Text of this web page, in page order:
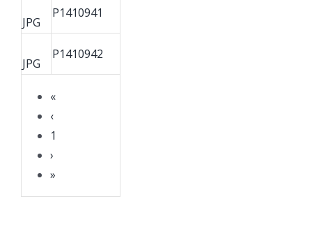
«
‹
1
›
»
JPG
P1410941
JPG
P1410942